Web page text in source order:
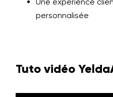
personnalisée
Tuto vidéo